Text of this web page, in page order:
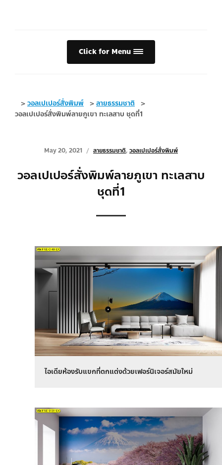
Click for Menu
>วอลเปเปอร์สั่งพิมพ์ >ลายธรรมชาติ
>
วอลเปเปอร์สั่งพิมพ์ลายภูเขา ทะเลสาบ ชุดที่1
May 20, 2021 ลายธรรมชาติ, วอลเปเปอร์สั่งพิมพ์
วอลเปเปอร์สั่งพิมพ์ลายภูเขา ทะเลสาบ
ชุดที่1
ไอเดียห้องรับแขกที่ตกแต่งด้วยเฟอร์นิเจอร์สมัยใหม่